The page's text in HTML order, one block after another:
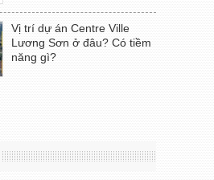
Vị trí dự án Centre Ville
Lương Sơn ở đâu? Có tiềm
năng gì?